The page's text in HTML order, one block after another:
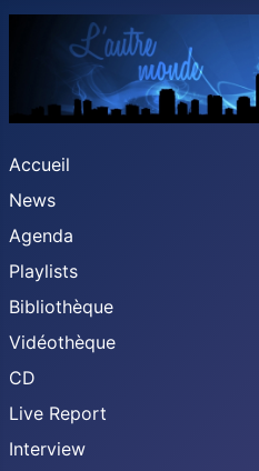
Accueil
News
Agenda
Playlists
Bibliothèque
Vidéothèque
CD
Live Report
Interview